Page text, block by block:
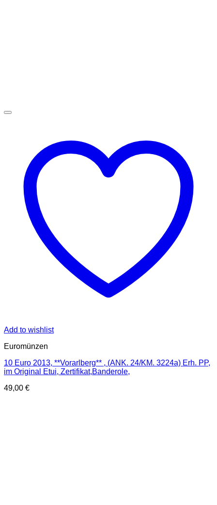
Add to wishlist
Euromünzen
10 Euro 2013, **Vorarlberg** , (ANK. 24/KM. 3224a) Erh. PP,
im Original Etui, Zertifikat,Banderole,
49,00 €